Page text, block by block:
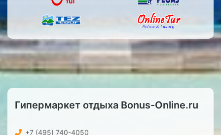
Гипермаркет отдыха Bonus-Online.ru
+7 (495) 740-4050